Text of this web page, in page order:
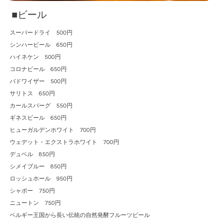
■ビール
スーパードライ 500円
シンハービール 650円
ハイネケン 500円
コロナビール 650円
バドワイザー 500円
サリトス 650円
カールスバーグ 550円
ギネスビール 650円
ヒューガルデンホワイト 700円
ウェデット・エクストラホワイト 700円
デュベル 850円
シメイブルー 850円
ロッシュホール 950円
シャポー 750円
ニュートン 750円
ベルギー王国から長い伝統の自然発酵フルーツビール